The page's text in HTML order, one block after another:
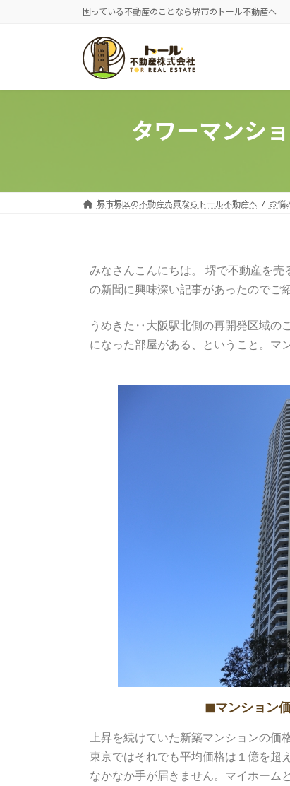
困っている不動産のことなら堺市のトール不動産へ
タワーマンシ
堺市堺区の不動産売買ならトール不動産へ お悩
みなさんこんにちは。
堺で不動産を売
の新聞に興味深い記事があったのでご
うめきた ‥ 大阪駅北側の再開発区域の
になった部屋がある、ということ。マ
◼︎マンション
上昇を続けていた新築マンションの
東京ではそれでも平均価格は１億を超
なかなか手が届きません。マイホーム